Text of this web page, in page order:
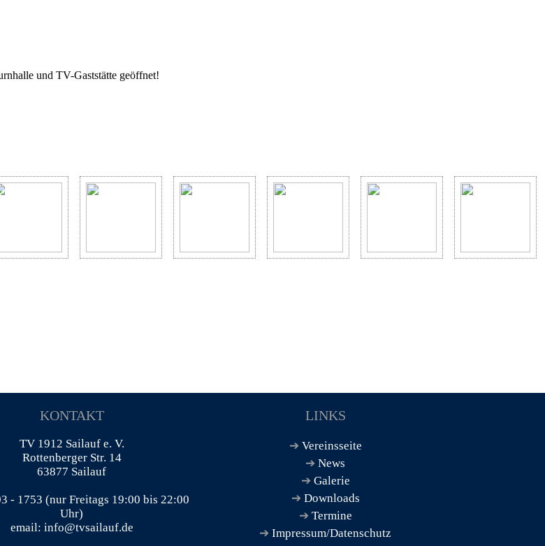
und TV-Gaststätte geöffnet!
KONTAKT
TV 1912 Sailauf e. V.
Rottenberger Str. 14
63877 Sailauf
- 1753 (nur Freitags 19:00 bis 22:00
Uhr)
email: info@tvsailauf.de
LINKS
Vereinsseite
News
Galerie
Downloads
Termine
Impressum/Datenschutz